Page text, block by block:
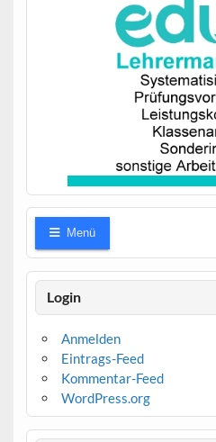
Menü
Login
Anmelden
Eintrags-Feed
Kommentar-Feed
WordPress.org